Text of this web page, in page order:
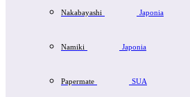
Nakabayashi Japonia
Namiki Japonia
Papermate SUA